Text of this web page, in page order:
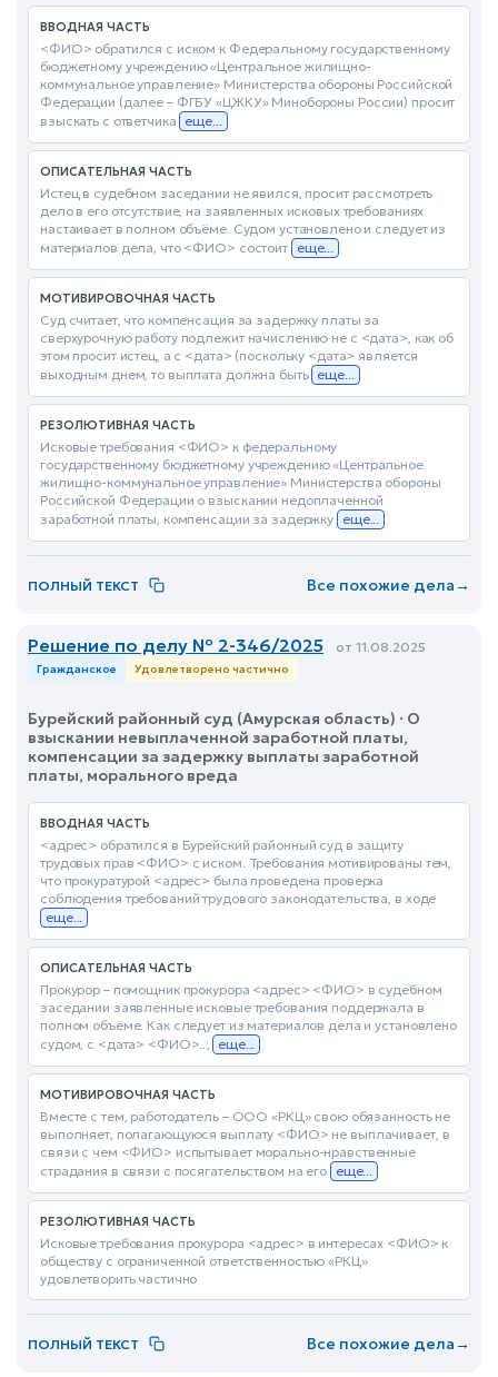
ВВОДНАЯ ЧАСТЬ
<ФИО> обратился с иском к Федеральному государственному
бюджетному учреждению «Центральное жилищно-
коммунальное управление» Министерства обороны Российской
Федерации (далее – ФГБУ «ЦЖКУ» Минобороны России) просит
взыскать с ответчика еще...
ОПИСАТЕЛЬНАЯ ЧАСТЬ
Истец в судебном заседании не явился, просит рассмотреть
дело в его отсутствие, на заявленных исковых требованиях
настаивает в полном объёме. Судом установлено и следует из
материалов дела, что <ФИО> состоит еще...
МОТИВИРОВОЧНАЯ ЧАСТЬ
Суд считает, что компенсация за задержку платы за
сверхурочную работу подлежит начислению не с <дата>, как об
этом просит истец, а с <дата> (поскольку <дата> является
выходным днем, то выплата должна быть еще...
РЕЗОЛЮТИВНАЯ ЧАСТЬ
Исковые требования <ФИО> к федеральному
государственному бюджетному учреждению «Центральное
жилищно-коммунальное управление» Министерства обороны
Российской Федерации о взыскании недоплаченной
заработной платы, компенсации за задержку еще...
ПОЛНЫЙ ТЕКСТ Все похожие дела→
Решение по делу № 2-346/2025 от 11.08.2025
Гражданское Удовлетворено частично
Бурейский районный суд (Амурская область) · О
взыскании невыплаченной заработной платы,
компенсации за задержку выплаты заработной
платы, морального вреда
ВВОДНАЯ ЧАСТЬ
<адрес> обратился в Бурейский районный суд в защиту
трудовых прав <ФИО> с иском. Требования мотивированы тем,
что прокуратурой <адрес> была проведена проверка
соблюдения требований трудового законодательства, в ходе
еще...
ОПИСАТЕЛЬНАЯ ЧАСТЬ
Прокурор – помощник прокурора <адрес> <ФИО> в судебном
заседании заявленные исковые требования поддержала в
полном объёме. Как следует из материалов дела и установлено
судом, с <дата> <ФИО>..; еще...
МОТИВИРОВОЧНАЯ ЧАСТЬ
Вместе с тем, работодатель – ООО «РКЦ» свою обязанность не
выполняет, полагающуюся выплату <ФИО> не выплачивает, в
связи с чем <ФИО> испытывает морально-нравственные
страдания в связи с посягательством на его еще...
РЕЗОЛЮТИВНАЯ ЧАСТЬ
Исковые требования прокурора <адрес> в интересах <ФИО> к
обществу с ограниченной ответственностью «РКЦ»
удовлетворить частично
ПОЛНЫЙ ТЕКСТ Все похожие дела→